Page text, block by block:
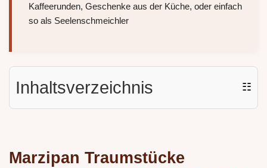
Kaffeerunden, Geschenke aus der Küche, oder einfach
so als Seelenschmeichler
Inhaltsverzeichnis ☷
Marzipan Traumstücke